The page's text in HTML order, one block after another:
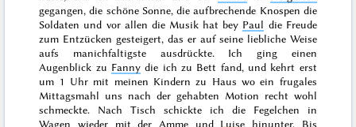
gegangen, die schöne Sonne, die aufbrechende Knospen die
Soldaten und vor allen die Musik hat bey Paul die Freude
zum Entzücken gesteigert, das er auf seine liebliche Weise
aufs manichfaltigste ausdrückte. Ich ging einen
Augenblick zu Fannydie ich zu Bett fand, und kehrt erst
um 1 Uhr mit meinen Kindern zu Haus wo ein frugales
Mittagsmahl uns nach der gehabten Motion recht wohl
schmeckte. Nach Tisch schickte ich die Fegelchen in
Wagen wieder mit der Amme und Luise hinunter. Bis